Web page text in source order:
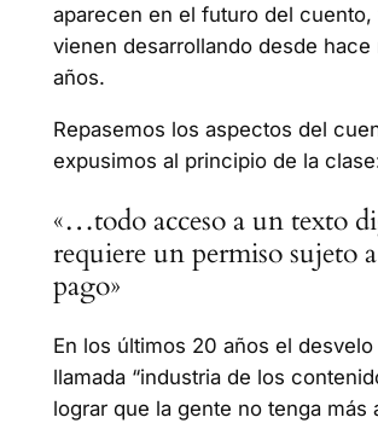
aparecen en el futuro del cuento,
vienen desarrollando desde hace
años.
Repasemos los aspectos del
expusimos al principio de la
«…todo acceso a un texto
requiere un permiso sujeto
pago»
En los últimos 20 años el desvelo
llamada “industria de los
lograr que la gente no tenga más